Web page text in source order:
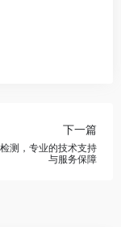
下一篇
测，专业的技术支持
与服务保障